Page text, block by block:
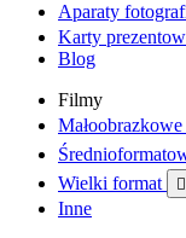
Aparaty
Karty
Blog
Filmy
Wielki format 
Inne